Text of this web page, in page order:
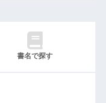
書名で探す